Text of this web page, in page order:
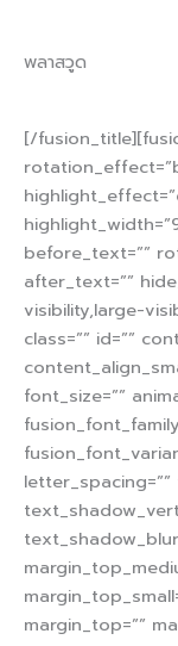
พลาสวูด
[/
before_text=””
after_text=””
visibility,large-
class=”” id=””
font_size=””
margin_top=””